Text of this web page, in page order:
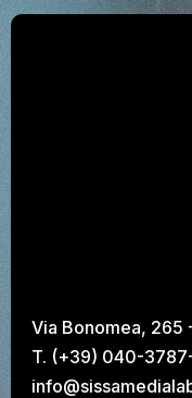
Via Bonomea, 265
T. (+39) 040-